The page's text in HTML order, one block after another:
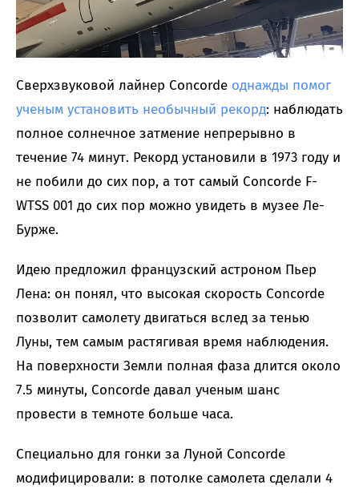
Сверхзвуковой лайнер Concorde однажды помог
ученым установить необычный рекорд: наблюдать
полное солнечное затмение непрерывно в
течение 74 минут. Рекорд установили в 1973 году и
не побили до сих пор, а тот самый Concorde F-
WTSS 001 до сих пор можно увидеть в музее Ле-
Бурже.
Идею предложил французский астроном Пьер
Лена: он понял, что высокая скорость Concorde
позволит самолету двигаться вслед за тенью
Луны, тем самым растягивая время наблюдения.
На поверхности Земли полная фаза длится около
7.5 минуты, Concorde давал ученым шанс
провести в темноте больше часа.
Специально для гонки за Луной Concorde
модифицировали: в потолке самолета сделали 4